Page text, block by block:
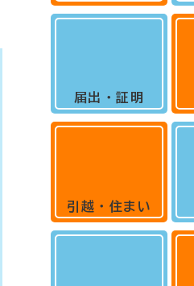
届出・証明
引越・住まい